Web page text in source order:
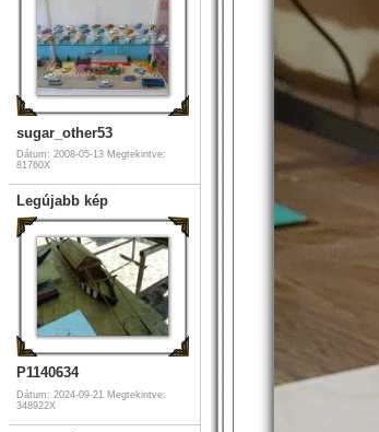
sugar_other53
Dátum: 2008-05-13 Megtekintve:
81760X
Legújabb kép
P1140634
Dátum: 2024-09-21 Megtekintve:
348922X